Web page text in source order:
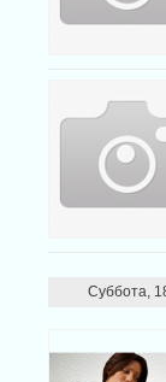
Суббота,